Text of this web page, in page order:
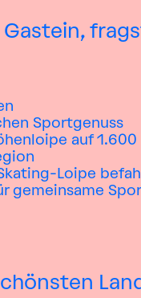
Sportgenuss
auf
Loipe
gemeinsame